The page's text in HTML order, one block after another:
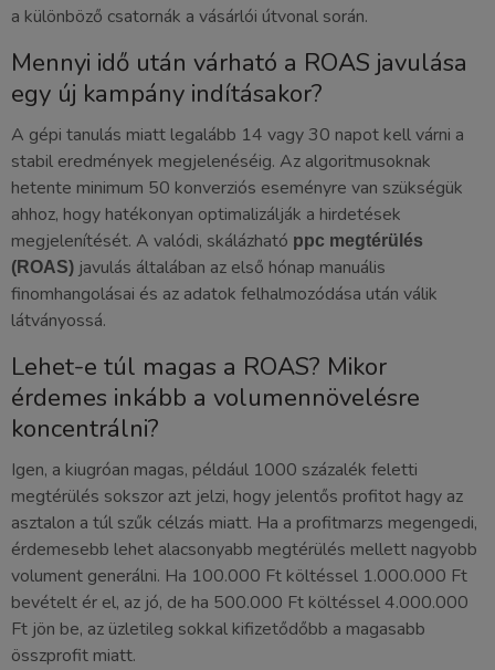
a különböző csatornák a vásárlói útvonal során.
Mennyi idő után várható a ROAS javulása
egy új kampány indításakor?
A gépi tanulás miatt legalább 14 vagy 30 napot kell várni a
stabil eredmények megjelenéséig. Az algoritmusoknak
hetente minimum 50 konverziós eseményre van szükségük
ahhoz, hogy hatékonyan optimalizálják a hirdetések
megjelenítését. A valódi, skálázható ppc megtérülés
(ROAS) javulás általában az első hónap manuális
finomhangolásai és az adatok felhalmozódása után válik
látványossá.
Lehet-e túl magas a ROAS? Mikor
érdemes inkább a volumennövelésre
koncentrálni?
Igen, a kiugróan magas, például 1000 százalék feletti
megtérülés sokszor azt jelzi, hogy jelentős profitot hagy az
asztalon a túl szűk célzás miatt. Ha a profitmarzs megengedi,
érdemesebb lehet alacsonyabb megtérülés mellett nagyobb
volument generálni. Ha 100.000 Ft költéssel 1.000.000 Ft
bevételt ér el, az jó, de ha 500.000 Ft költéssel 4.000.000
Ft jön be, az üzletileg sokkal kifizetődőbb a magasabb
összprofit miatt.